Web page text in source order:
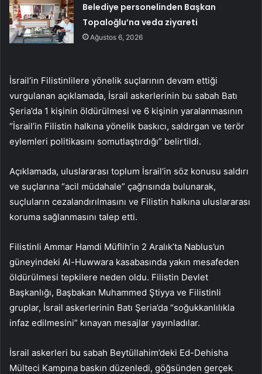
Belediye personelinden Başkan
Topaloğlu’na veda ziyareti
Ağustos 6, 2026
İsrail’in Filistinlilere yönelik suçlarının devam ettiği
vurgulanan açıklamada, İsrail askerlerinin bu sabah Batı
Şeria’da 1 kişinin öldürülmesi ve 6 kişinin yaralanmasının
“İsrail’in Filistin halkına yönelik baskıcı, saldırgan ve terör
eylemleri politikasını somutlaştırdığı” belirtildi.
Açıklamada, uluslararası toplum İsrail’in söz konusu saldırı
ve suçlarına “acil müdahale” çağrısında bulunarak,
suçluların cezalandırılmasını ve Filistin halkına uluslararası
koruma sağlanmasını talep etti.
Filistinli Ammar Hamdi Müflih’in 2 Aralık’ta Nablus’un
güneyindeki Al-Huwwara kasabasında yakın mesafeden
öldürülmesi tepkilere neden oldu. Filistin Devlet
Başkanlığı, Başbakan Muhammed Ştiyya ve Filistinli
gruplar, İsrail askerlerinin Batı Şeria’da “soğukkanlılıkla
infaz edilmesini” kınayan mesajlar yayınladılar.
İsrail askerleri bu sabah Beytüllahim’deki Ed-Dehisha
Mülteci Kampına baskın düzenledi, göğsünden gerçek